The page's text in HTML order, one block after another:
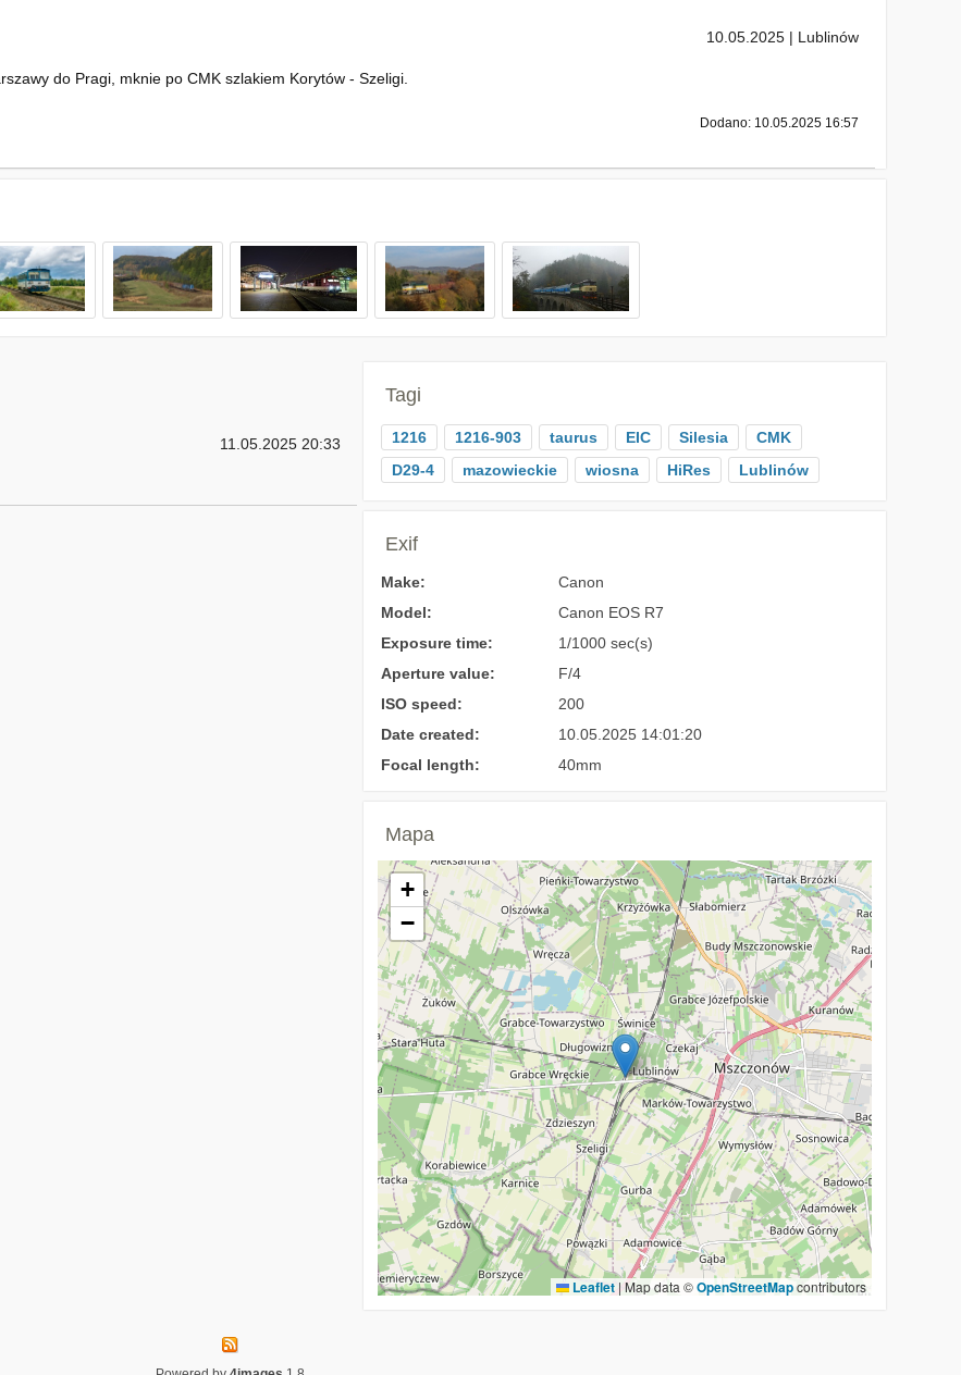
10.05.2025 | Lublinów
do Pragi, mknie po CMK szlakiem Korytów - Szeligi.
Dodano: 10.05.2025 16:57
11.05.2025 20:33
Tagi
1216 1216-903 taurus EIC Silesia
CMK
D29-4
mazowieckie wiosna HiRes Lublinów
Exif
Make:
Canon
Model:
Canon EOS R7
Exposure time:
1/1000 sec(s)
Aperture value:
F/4
ISO speed:
200
Date created:
10.05.2025 14:01:20
Focal length:
40mm
Mapa
+
−
Leaflet | Map data ©OpenStreetMapcontributors